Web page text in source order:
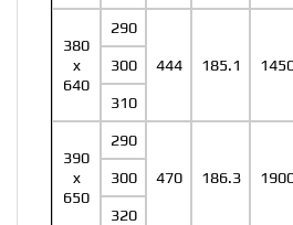
380
x
640
290
444 185.1
300
310
390
x
650
290
470 186.3
300
320